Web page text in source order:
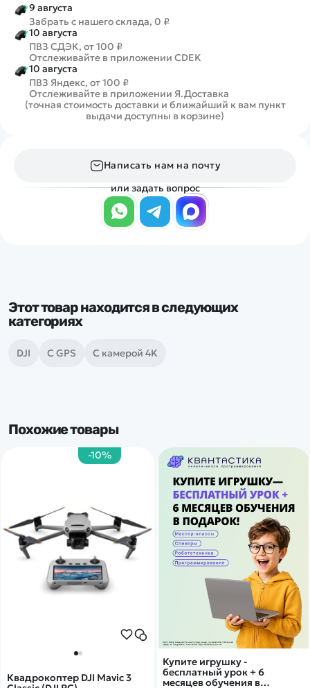
9 августа
Забрать с нашего склада, 0 ₽
10 августа
ПВЗ СДЭК, от 100 ₽
Отслеживайте в приложении CDEK
10 августа
ПВЗ Яндекс, от 100 ₽
Отслеживайте в приложении Я.Доставка
(точная стоимость доставки и ближайший к вам пункт
выдачи доступны в корзине)
Написать нам на почту
или задать вопрос
Этот товар находится в следующих
категориях
DJI С GPS С камерой 4K
Похожие товары
Купите игрушку -
бесплатный урок + 6
месяцев обучения в
-10%
Квадрокоптер DJI Mavic 3